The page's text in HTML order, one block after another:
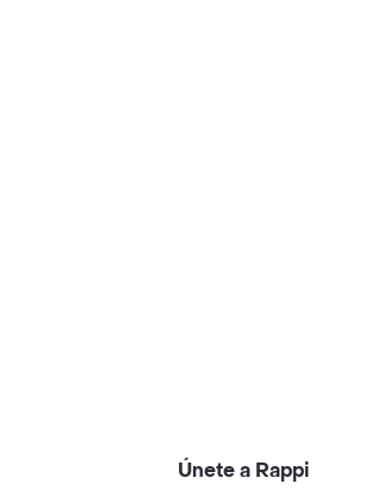
Únete a Rappi